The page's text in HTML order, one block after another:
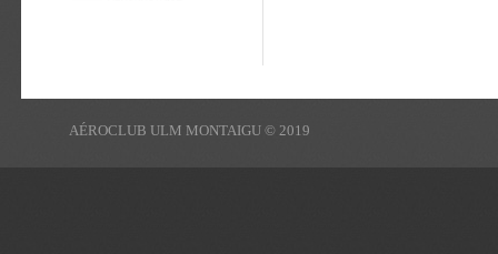
AÉROCLUB ULM MONTAIGU © 2019